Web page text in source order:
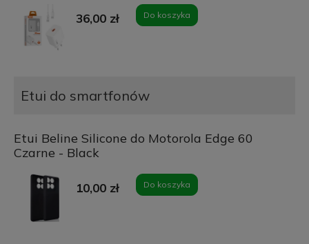
36,00 zł Do koszyka
Etui do smartfonów
Etui Beline Silicone do Motorola Edge 60
Czarne - Black
10,00 zł Do koszyka